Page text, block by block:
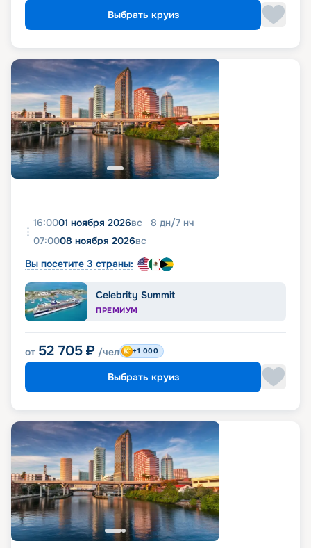
Выбрать круиз
16:0001 ноября 2026вс 8 дн/7 нч
07:0008 ноября 2026вс
Вы посетите 3 страны:
Celebrity Summit
ПРЕМИУМ
от 52 705 ₽ /чел +1 000
Выбрать круиз